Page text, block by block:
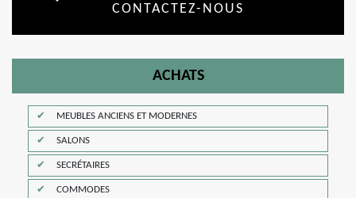
CONTACTEZ-NOUS
ACHATS
MEUBLES ANCIENS ET MODERNES
SALONS
SECRÉTAIRES
COMMODES